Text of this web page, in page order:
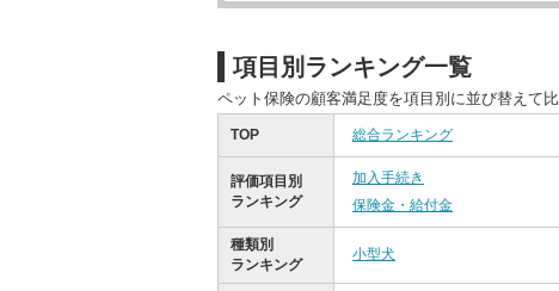
項目別ランキング一覧
ペット保険の顧客満足度を項目別に並び替えて
TOP 総合ランキング
評価項目別
ランキング
加入手続き
保険金・給付金
種類別
ランキング
小型犬